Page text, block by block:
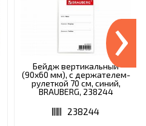
Бейдж вертикальный
(90х60 мм), с держателем-
рулеткой 70 см, синий,
BRAUBERG, 238244
238244
›